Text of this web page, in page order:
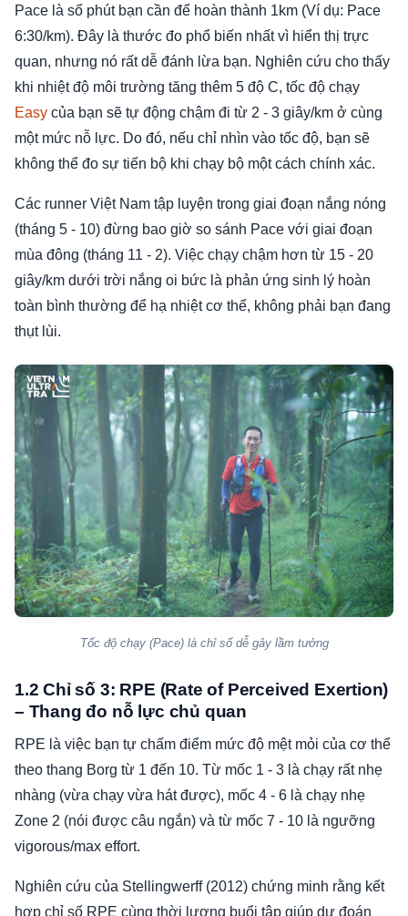
Pace là số phút bạn cần để hoàn thành 1km (Ví dụ: Pace
6:30/km). Đây là thước đo phổ biến nhất vì hiển thị trực
quan, nhưng nó rất dễ đánh lừa bạn. Nghiên cứu cho thấy
khi nhiệt độ môi trường tăng thêm 5 độ C, tốc độ chạy
Easy của bạn sẽ tự động chậm đi từ 2 - 3 giây/km ở cùng
một mức nỗ lực. Do đó, nếu chỉ nhìn vào tốc độ, bạn sẽ
không thể đo sự tiến bộ khi chạy bộ một cách chính xác.
Các runner Việt Nam tập luyện trong giai đoạn nắng nóng
(tháng 5 - 10) đừng bao giờ so sánh Pace với giai đoạn
mùa đông (tháng 11 - 2). Việc chạy chậm hơn từ 15 - 20
giây/km dưới trời nắng oi bức là phản ứng sinh lý hoàn
toàn bình thường để hạ nhiệt cơ thể, không phải bạn đang
thụt lùi.
Tốc độ chạy (Pace) là chỉ số dễ gây lầm tưởng
1.2 Chỉ số 3: RPE (Rate of Perceived Exertion)
– Thang đo nỗ lực chủ quan
RPE là việc bạn tự chấm điểm mức độ mệt mỏi của cơ thể
theo thang Borg từ 1 đến 10. Từ mốc 1 - 3 là chạy rất nhẹ
nhàng (vừa chạy vừa hát được), mốc 4 - 6 là chạy nhẹ
Zone 2 (nói được câu ngắn) và từ mốc 7 - 10 là ngưỡng
vigorous/max effort.
Nghiên cứu của Stellingwerff (2012) chứng minh rằng kết
hợp chỉ số RPE cùng thời lượng buổi tập giúp dự đoán